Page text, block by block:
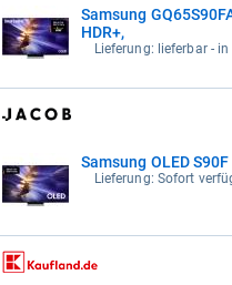
Samsung
HDR+,
Lieferung: lieferbar -
Samsung OLED
Lieferung: Sofort